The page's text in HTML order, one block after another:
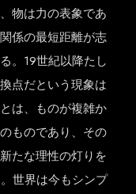
物は力の表象であ
係の最短距離が志
。19世紀以降たし
点だという現象は
は、ものが複雑か
ものであり、その
たな理性の灯りを
世界は今もシンプ